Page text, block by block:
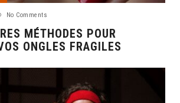
No Comments
MÉTHODES POUR
ONGLES FRAGILES